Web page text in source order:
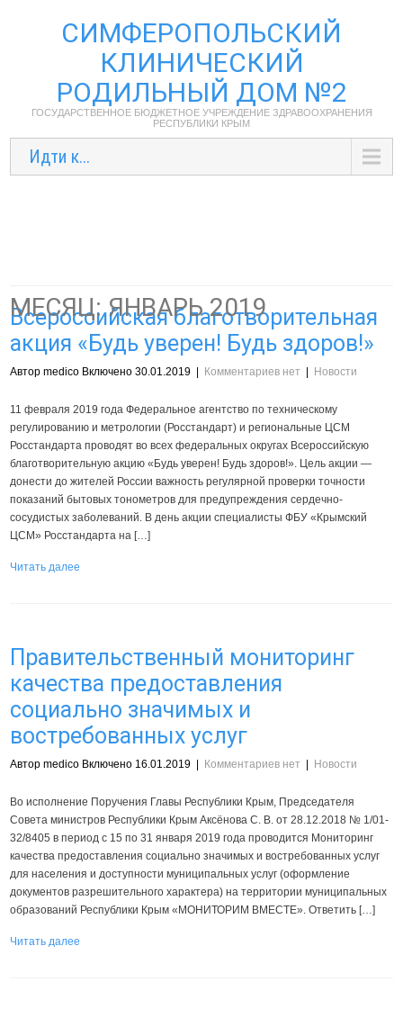
СИМФЕРОПОЛЬСКИЙ
КЛИНИЧЕСКИЙ
РОДИЛЬНЫЙ ДОМ №2
ГОСУДАРСТВЕННОЕ БЮДЖЕТНОЕ УЧРЕЖДЕНИЕ ЗДРАВООХРАНЕНИЯ
РЕСПУБЛИКИ КРЫМ
Идти к...
МЕСЯЦ:ЯНВАРЬ 2019
Всероссийская благотворительная
акция «Будь уверен! Будь здоров!»
Автор medico Включено 30.01.2019 Комментариев нет Новости
11 февраля 2019 года Федеральное агентство по техническому
регулированию и метрологии (Росстандарт) и региональные ЦСМ
Росстандарта проводят во всех федеральных округах Всероссийскую
благотворительную акцию «Будь уверен! Будь здоров!». Цель акции —
донести до жителей России важность регулярной проверки точности
показаний бытовых тонометров для предупреждения сердечно-
сосудистых заболеваний. В день акции специалисты ФБУ «Крымский
ЦСМ» Росстандарта на […]
Читать далее
Правительственный мониторинг
качества предоставления
социально значимых и
востребованных услуг
Автор medico Включено 16.01.2019 Комментариев нет Новости
Во исполнение Поручения Главы Республики Крым, Председателя
Совета министров Республики Крым Аксёнова С. В. от 28.12.2018 № 1/01-
32/8405 в период с 15 по 31 января 2019 года проводится Мониторинг
качества предоставления социально значимых и востребованных услуг
для населения и доступности муниципальных услуг (оформление
документов разрешительного характера) на территории муниципальных
образований Республики Крым «МОНИТОРИМ ВМЕСТЕ». Ответить […]
Читать далее